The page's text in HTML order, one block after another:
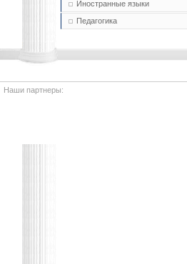
Иностранные языки
Педагогика
Наши партнеры: